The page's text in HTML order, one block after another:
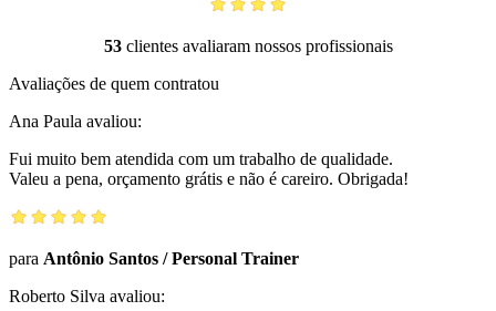
53clientes avaliaram nossos profissionais
Avaliações de quem contratou
Ana Paula avaliou:
Fui muito bem atendida com um trabalho de qualidade.
Valeu a pena, orçamento grátis e não é careiro. Obrigada!
para Antônio Santos /Personal Trainer
Roberto Silva avaliou: